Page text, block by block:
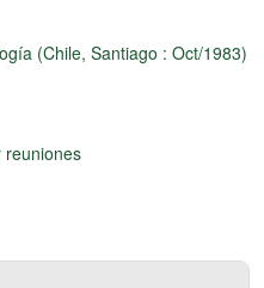
(Chile, Santiago : Oct/1983)
reuniones